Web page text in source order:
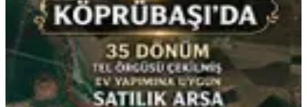
Diyarbakır Surda Köprübaşı
Mevkide Bulunan 35 Dönümlük
Satılık Arsamiz
Diyarbakır, Sur
700 m²·1.000/m²·23.06.2026